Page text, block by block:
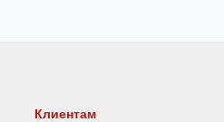
Клиентам